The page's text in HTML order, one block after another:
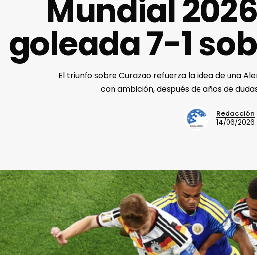
Mundial
goleada 7-1
El triunfo sobre Curazao refuerza la idea de una
con ambición, después de años de
Redacción
14/06/2026